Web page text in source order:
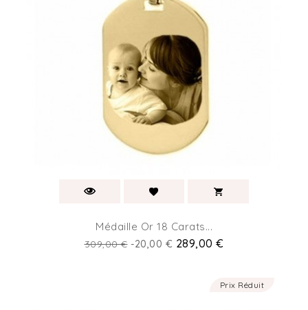
Médaille Or 18 Carats...
Prix
309,00 € -20,00 € Prix
289,00 €
Prix Réduit